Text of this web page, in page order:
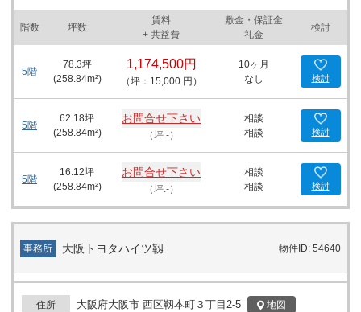
業務の効率化を支援します。エレベーターは複数基設置されてお
り、混雑時でもスムーズな移動が可能です。加えて、快適な室内環
境を保つための最新の空調システムが整備されており、四季を通じ
辺環境は、ビジネスに必要な様々なサポート機能が整っています。
最寄りの地下鉄四ツ橋線「肥後橋」駅まで徒歩3分と、日々の通勤
に非常に便利です。また、「本町駅」も徒歩圏内にあり、四ツ橋
線・中央線を利用することが可能で、大阪市内外へのアクセスも容
易です。周辺には多数の飲食店、カフェ、商業施設が充実してお
最適です。また、金融機関や郵便局も近隣にあり、日々の業務に必
要な各種サービスがすぐに利用できます。 是非１度ご内見くださ
階数 坪数
賃料
+ 共益費
敷金・保証金
礼金
検討
5階
78.3坪
(258.84m²)
1,174,500円
（坪：15,000 円）
10ヶ月
なし
検討
5階
62.18坪
(258.84m²)
お問合せ下さい
（坪:-）
相談
相談
検討
5階
16.12坪
(258.84m²)
お問合せ下さい
（坪:-）
相談
相談
検討
事務所 大阪トヨタハイツ靱 物件ID: 54640
住所 大阪府大阪市 西区靱本町３丁目2-5 地図